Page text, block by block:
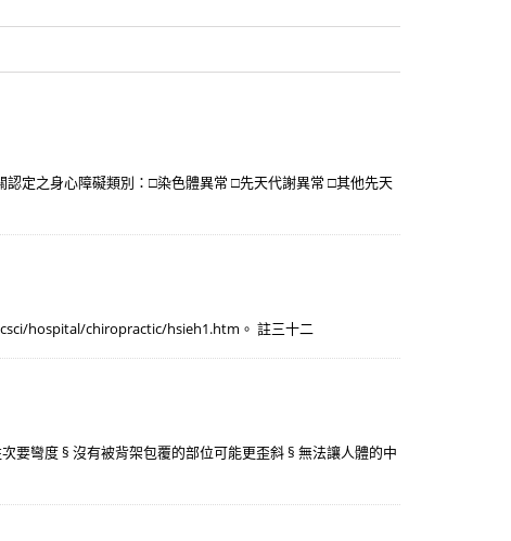
認定之身心障礙類別：□染色體異常 □先天代謝異常 □其他先天
hospital/chiropractic/hsieh1.htm。 註三十二
要彎度 § 沒有被背架包覆的部位可能更歪斜 § 無法讓人體的中